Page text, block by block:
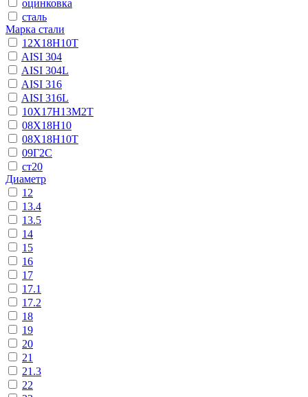
оцинковка
сталь
Марка стали
12Х18Н10Т
AISI 304
AISI 304L
AISI 316
AISI 316L
10Х17Н13М2Т
08Х18Н10
08Х18Н10Т
09Г2С
ст20
Диаметр
12
13.4
13.5
14
15
16
17
17.1
17.2
18
19
20
21
21.3
22